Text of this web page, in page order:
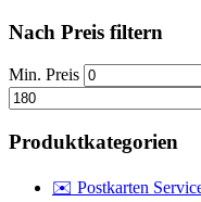
Nach Preis filtern
Min. Preis
Produktkategorien
✉️ Postkarten